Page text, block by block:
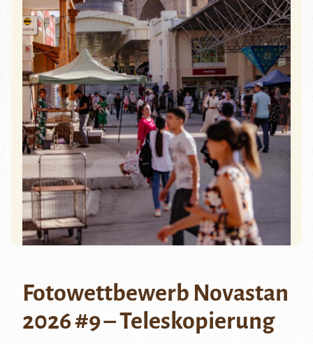
Fotowettbewerb Novastan
2026 #9 – Teleskopierung